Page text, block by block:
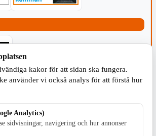
grundat 1991 som sedan 2002 ger
och 2010 lanserades Värnamo.nu. Från
Skillingaryd.nu tre kommuner: Gnosjö,
kakor för att sidan ska fungera.
använder vi också analys för att förstå hur
Analytics)
sidvisningar, navigering och hur annonser